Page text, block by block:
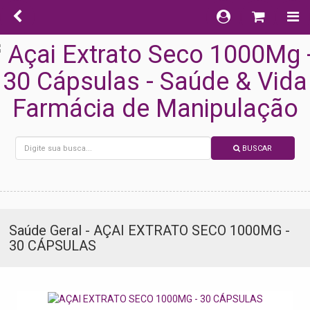
BUSCAR
Saúde Geral - AÇAI EXTRATO SECO 1000MG -
30 CÁPSULAS